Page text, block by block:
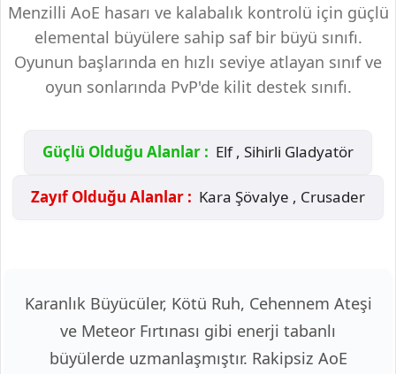
Menzilli AoE hasarı ve kalabalık kontrolü için güçlü
elemental büyülere sahip saf bir büyü sınıfı.
Oyunun başlarında en hızlı seviye atlayan sınıf ve
oyun sonlarında PvP'de kilit destek sınıfı.
Güçlü Olduğu Alanlar : Elf , Sihirli Gladyatör
Zayıf Olduğu Alanlar : Kara Şövalye , Crusader
Karanlık Büyücüler, Kötü Ruh, Cehennem Ateşi
ve Meteor Fırtınası gibi enerji tabanlı
büyülerde uzmanlaşmıştır. Rakipsiz AoE